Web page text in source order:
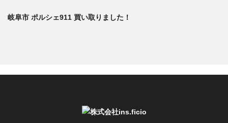
岐阜市 ポルシェ911 買い取りました！